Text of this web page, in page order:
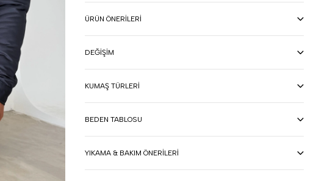
ÜRÜN ÖNERILERI
DEĞIŞIM
KUMAŞ TÜRLERI
BEDEN TABLOSU
YIKAMA & BAKIM ÖNERILERI